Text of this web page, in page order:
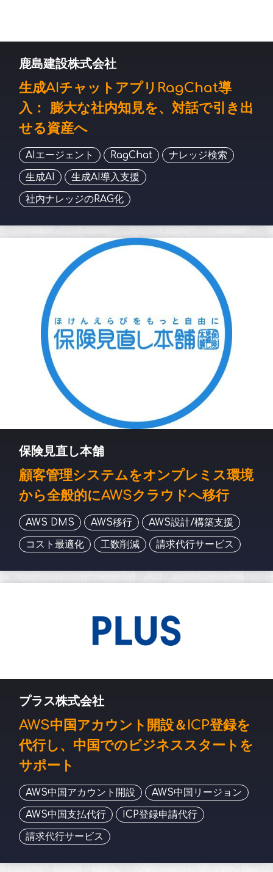
鹿島建設株式会社
生成AIチャットアプリRagChat導
入： 膨大な社内知見を、対話で引き出
せる資産へ
AIエージェント RagChat
ナレッジ検索
生成AI
生成AI導入支援
社内ナレッジのRAG化
保険見直し本舗
顧客管理システムをオンプレミス環境
から全般的にAWSクラウドへ移行
AWS DMS AWS移行
AWS設計/構築支援
コスト最適化
工数削減 請求代行サービス
プラス株式会社
AWS中国アカウント開設＆ICP登録を
代行し、中国でのビジネススタートを
サポート
AWS中国アカウント開設
AWS中国リージョン
AWS中国支払代行
ICP登録申請代行
請求代行サービス